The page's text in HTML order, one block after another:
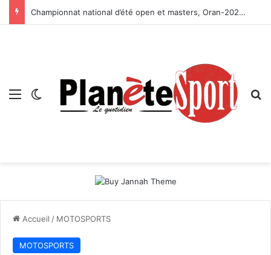
Championnat national d’été open et masters, Oran-2026 — Le CRB s’adjuge le titre
Menu Switch skin
Accueil / MOTOSPORTS
MOTOSPORTS